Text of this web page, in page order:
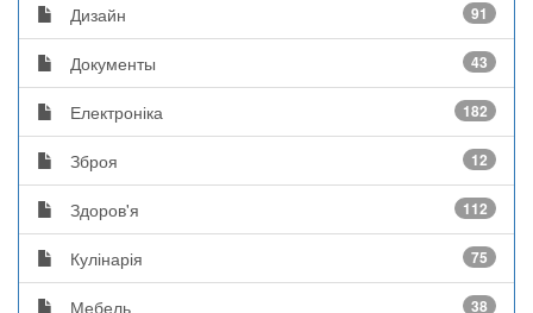
Дизайн 91
Документы 43
Електроніка 182
Зброя 12
Здоров'я 112
Кулінарія 75
Мебель 38